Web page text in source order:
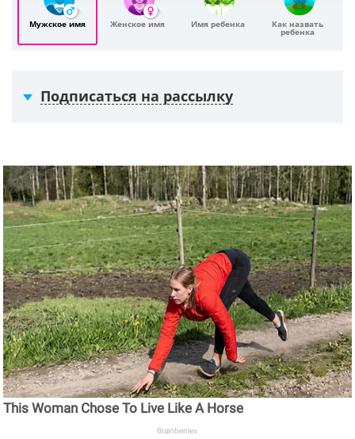
Мужское имя Женское имя Имя ребенка Как назвать
ребенка
Подписаться на рассылку
This Woman Chose To Live Like A Horse
Brainberries